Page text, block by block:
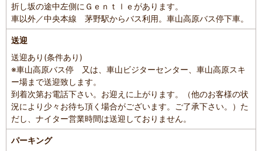
折し坂の途中左側にＧｅｎｔｌｅがあります。
車以外／中央本線 茅野駅からバス利用。車山高原バス停下車。
送迎
送迎あり(条件あり)
※車山高原バス停 又は、車山ビジターセンター、車山高原スキ
ー場まで送迎致します。
到着次第お電話下さい。お迎えに上がります。（他のお客様の状
況により少々お待ち頂く場合がございます。ご了承下さい。）た
だし、ナイター営業時間は送迎しておりません。
パーキング